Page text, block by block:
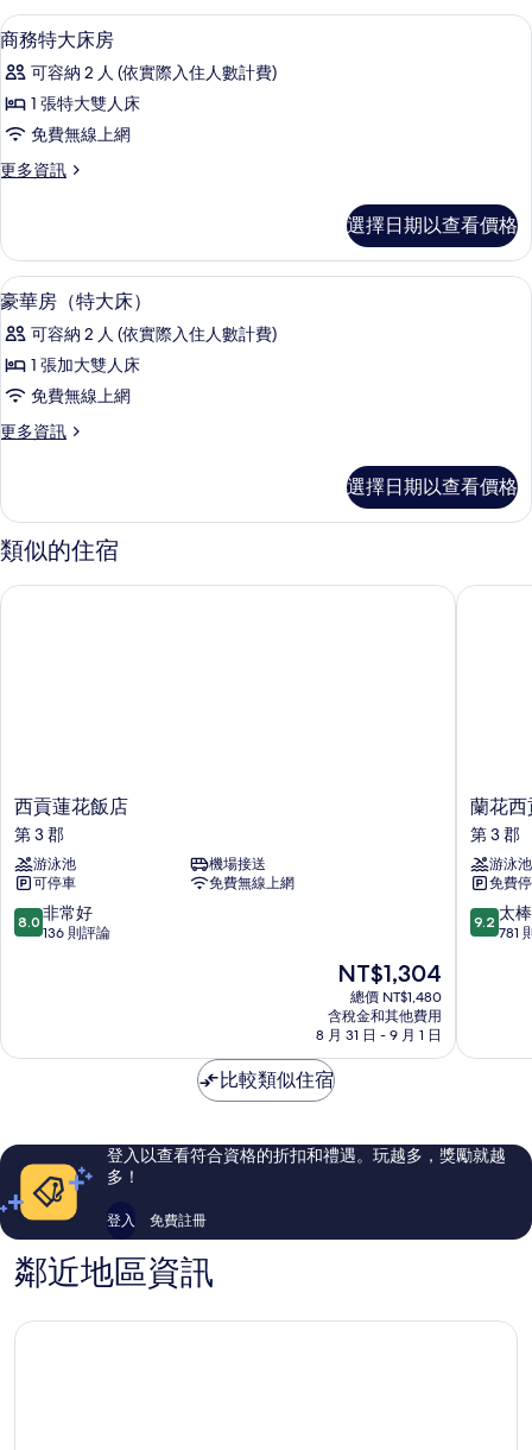
的
所
有
相
片
無
景
的
詳
顯
示
商
務
特
大
房
的
所
有
相
片
免費迷你吧、客房內保險箱、書桌、隔
7
商務特大床房
可容納 2 人 (依實際入住人數計費)
1 張特大雙人床
免費無線上網
更多資訊
更
特
大
床
的
詳
選擇日期以查看價格
顯
示
豪
華
房
（特
床）
的
所
有
免費迷你吧、客房內保險箱、書桌、隔
6
豪華房（特大床）
可容納 2 人 (依實際入住人數計費)
1 張加大雙人床
免費無線上網
更多資訊
更
房
（特
大
的
選擇日期以查看價格
類似的住宿
西
貢
蓮
花
飯
店
第
西貢蓮花飯店
第 3 郡
游泳池
機場接送
可停車
免費無線上網
8.0
分，
常
評
論
8.0 非常好
136 則評論
現
在
價
格
為
NT$1,304
總價 NT$1,480
含稅金和其他費用
8 月 31 日 - 9 月 1 日
西貢蓮花飯店
蘭
花
西
貢
飯
店
第
蘭花西
第 3 郡
游泳池
免費
9.2
分，
棒
評
論
9.2 太
781
蘭花西
比較類似住宿
登入以查看符合資格的折扣和禮遇。玩越多，獎勵就越
多！
登入 免費註冊
鄰近地區資訊